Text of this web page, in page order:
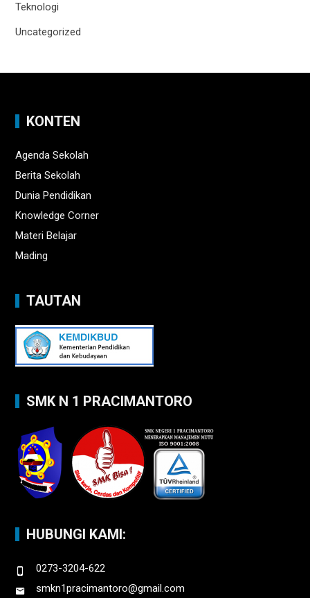
Teknologi
Uncategorized
KONTEN
Agenda Sekolah
Berita Sekolah
Dunia Pendidikan
Knowledge Corner
Materi Belajar
Mading
TAUTAN
SMK N 1 PRACIMANTORO
HUBUNGI KAMI:
0273-3204-622
smkn1pracimantoro@gmail.com